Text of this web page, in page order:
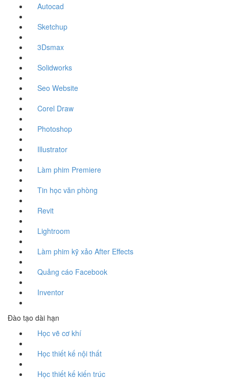
Autocad
Sketchup
3Dsmax
Solidworks
Seo Website
Corel Draw
Photoshop
Illustrator
Làm phim Premiere
Tin học văn phòng
Revit
Lightroom
Làm phim kỹ xảo After Effects
Quảng cáo Facebook
Inventor
Đào tạo dài hạn
Học vẽ cơ khí
Học thiết kế nội thất
Học thiết kế kiến trúc